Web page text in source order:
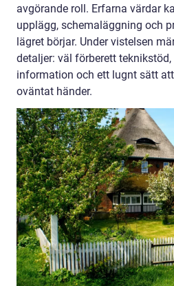
avgörande roll. Erfarna värdar
upplägg, schemaläggning och
lägret börjar. Under vistelsen
detaljer: väl förberett
information och ett lugnt sätt
oväntat händer.